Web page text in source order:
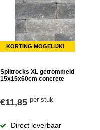
KORTING MOGELIJK!
Splitrocks XL getrommeld
15x15x60cm concrete
€11,85per stuk
Direct leverbaar